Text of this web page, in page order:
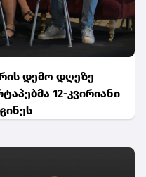
დემო დღეზე
12-კვირიანი